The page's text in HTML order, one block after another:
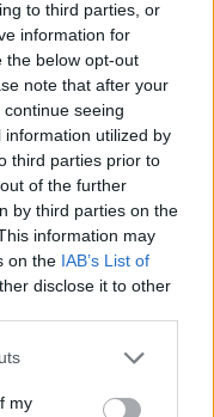
to third parties, or
information for
the below opt-out
note that after your
seeing
utilized by
third parties prior to
of the further
by third parties on the
information may
on the IAB’s List of
disclose it to other
one or more Google
You may click to
my